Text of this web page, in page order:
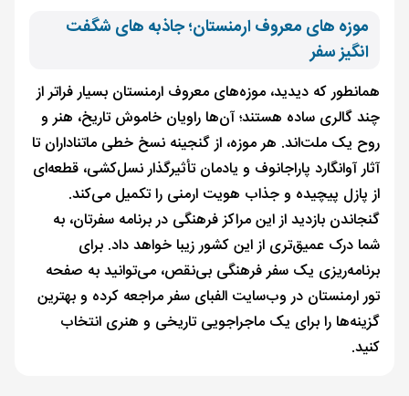
موزه های معروف ارمنستان؛ جاذبه های شگفت
انگیز سفر
همانطور که دیدید، موزه‌های معروف ارمنستان بسیار فراتر از
چند گالری ساده هستند؛ آن‌ها راویان خاموش تاریخ، هنر و
روح یک ملت‌اند. هر موزه، از گنجینه نسخ خطی ماتناداران تا
آثار آوانگارد پاراجانوف و یادمان تأثیرگذار نسل‌کشی، قطعه‌ای
از پازل پیچیده و جذاب هویت ارمنی را تکمیل می‌کند.
گنجاندن بازدید از این مراکز فرهنگی در برنامه سفرتان، به
شما درک عمیق‌تری از این کشور زیبا خواهد داد. برای
برنامه‌ریزی یک سفر فرهنگی بی‌نقص، می‌توانید به صفحه
تور ارمنستان در وب‌سایت الفبای سفر مراجعه کرده و بهترین
گزینه‌ها را برای یک ماجراجویی تاریخی و هنری انتخاب
کنید.